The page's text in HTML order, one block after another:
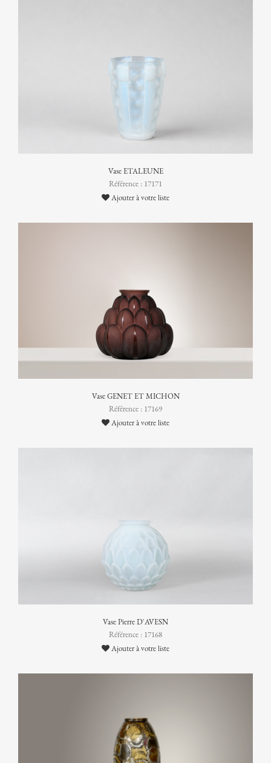
Vase ETALEUNE
Référence : 17171
Ajouter à votre liste
Vase GENET ET MICHON
Référence : 17169
Ajouter à votre liste
Vase Pierre D'AVESN
Référence : 17168
Ajouter à votre liste